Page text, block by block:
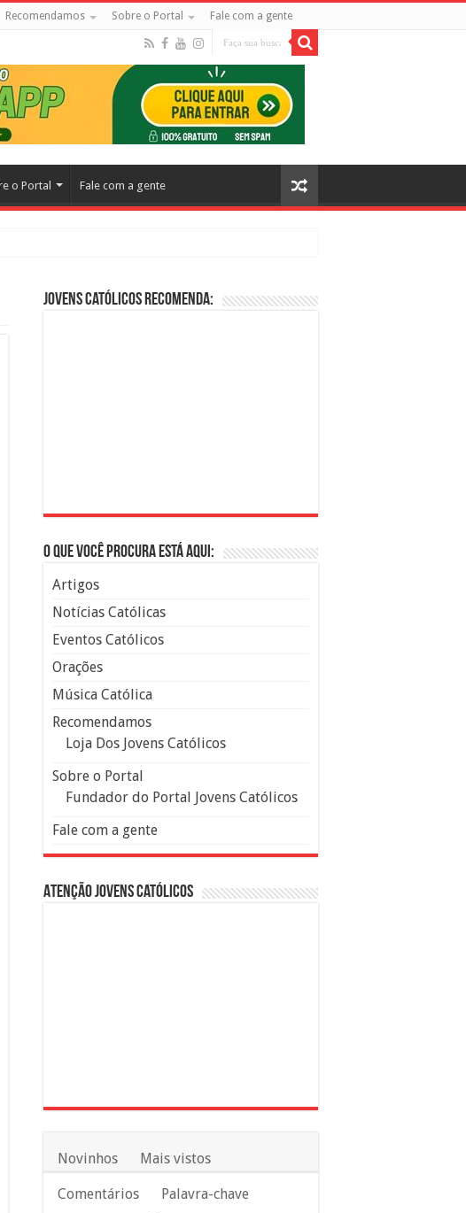
Recomendamos Sobre o Portal Fale com a gente
o Portal Fale com a gente
os Católicos no Cinema
Jovens Católicos Recomenda:
O que você procura está aqui:
Artigos
Notícias Católicas
Eventos Católicos
Orações
Música Católica
Recomendamos
Loja Dos Jovens Católicos
Sobre o Portal
Fundador do Portal Jovens Católicos
Fale com a gente
Atenção Jovens Católicos
Novinhos Mais vistos
Comentários
Palavra-chave